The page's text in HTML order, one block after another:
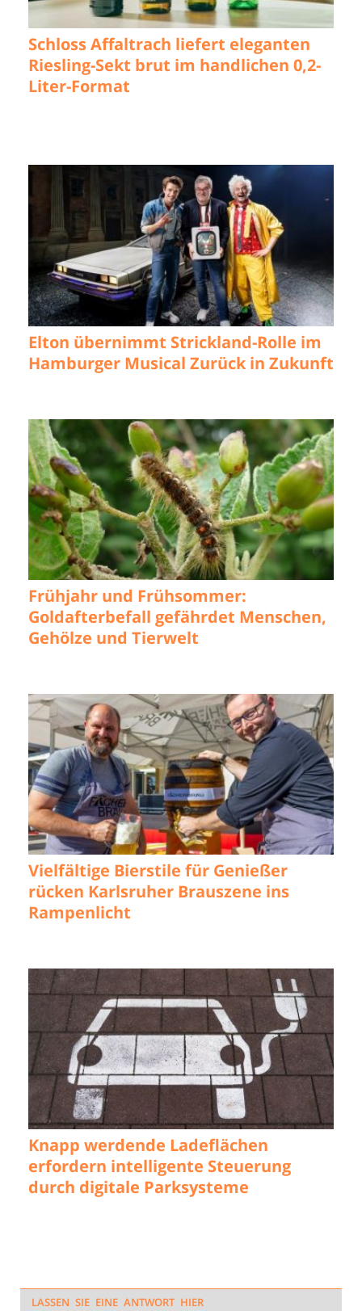
Schloss Affaltrach liefert eleganten
Riesling-Sekt brut im handlichen 0,2-
Liter-Format
Elton übernimmt Strickland-Rolle im
Hamburger Musical Zurück in Zukunft
Frühjahr und Frühsommer:
Goldafterbefall gefährdet Menschen,
Gehölze und Tierwelt
Vielfältige Bierstile für Genießer
rücken Karlsruher Brauszene ins
Rampenlicht
Knapp werdende Ladeflächen
erfordern intelligente Steuerung
durch digitale Parksysteme
LASSEN SIE EINE ANTWORT HIER